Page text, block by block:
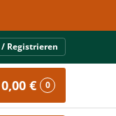
Registrieren
0,00 € 0